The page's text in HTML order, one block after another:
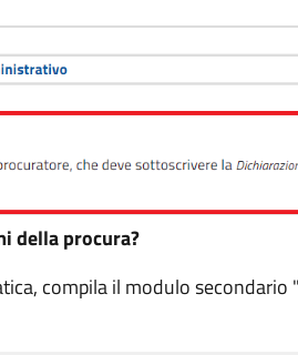
della procura?
compila il modulo secondario "